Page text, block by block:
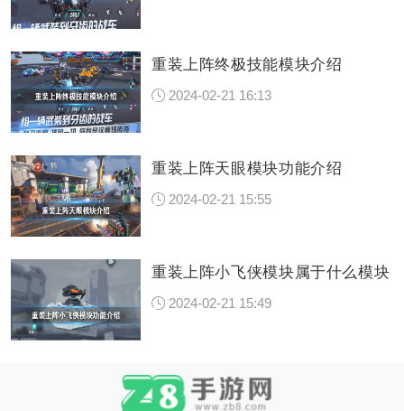
重装上阵终极技能模块介绍
2024-02-21 16:13
重装上阵天眼模块功能介绍
2024-02-21 15:55
重装上阵小飞侠模块属于什么模块
2024-02-21 15:49